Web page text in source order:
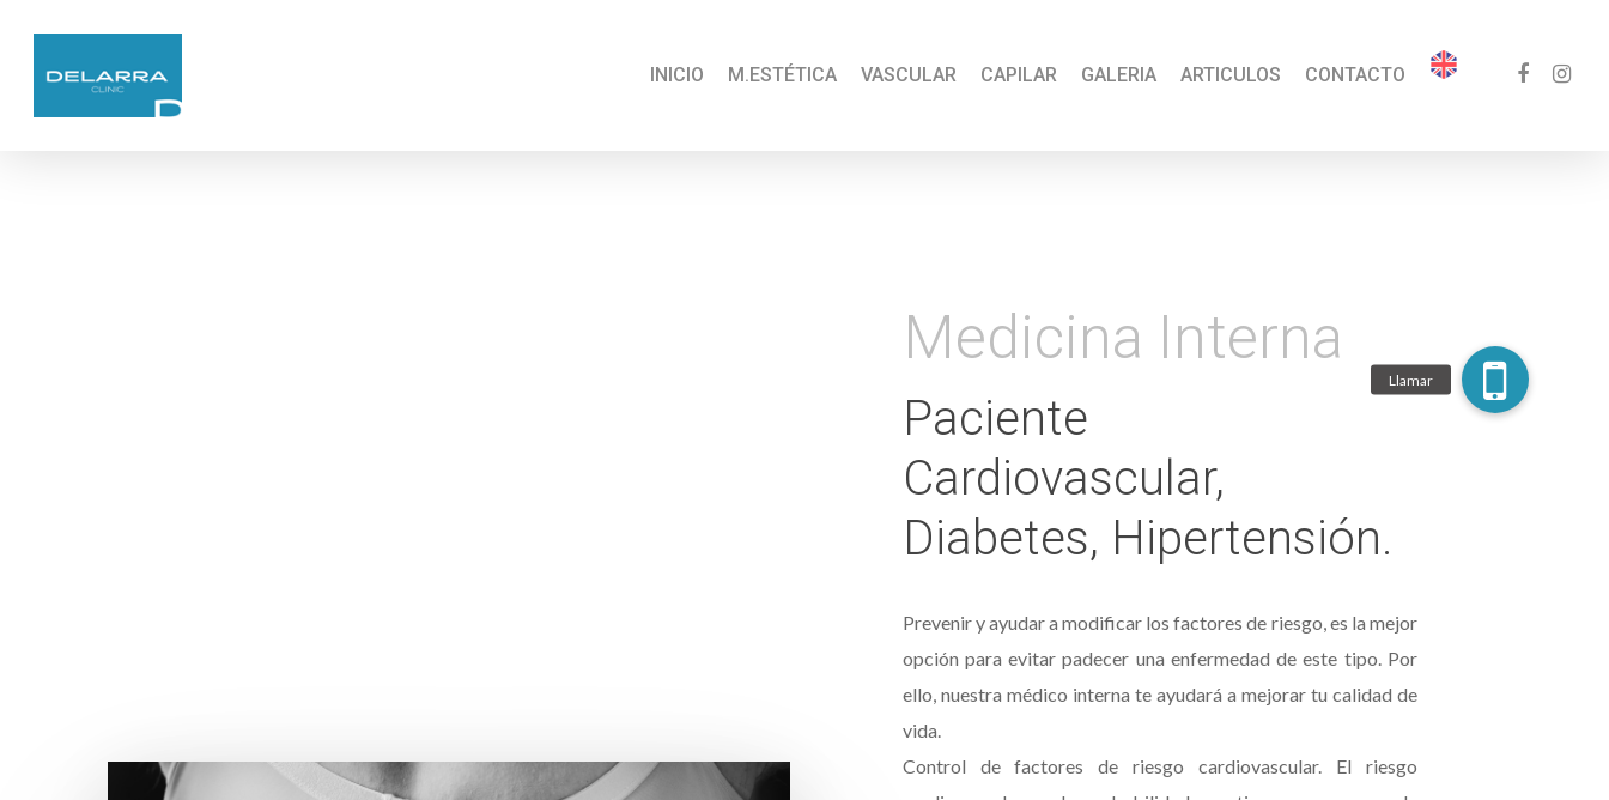
INICIO M.ESTÉTICA VASCULAR CAPILAR GALERIA ARTICULOS CONTACTO
Medicina Interna
Paciente
Cardiovascular,
Diabetes, Hipertensión.
Prevenir y ayudar a modificar los factores de riesgo, es la mejor
opción para evitar padecer una enfermedad de este tipo. Por
ello, nuestra médico interna te ayudará a mejorar tu calidad de
vida.
Control de factores de riesgo cardiovascular. El riesgo